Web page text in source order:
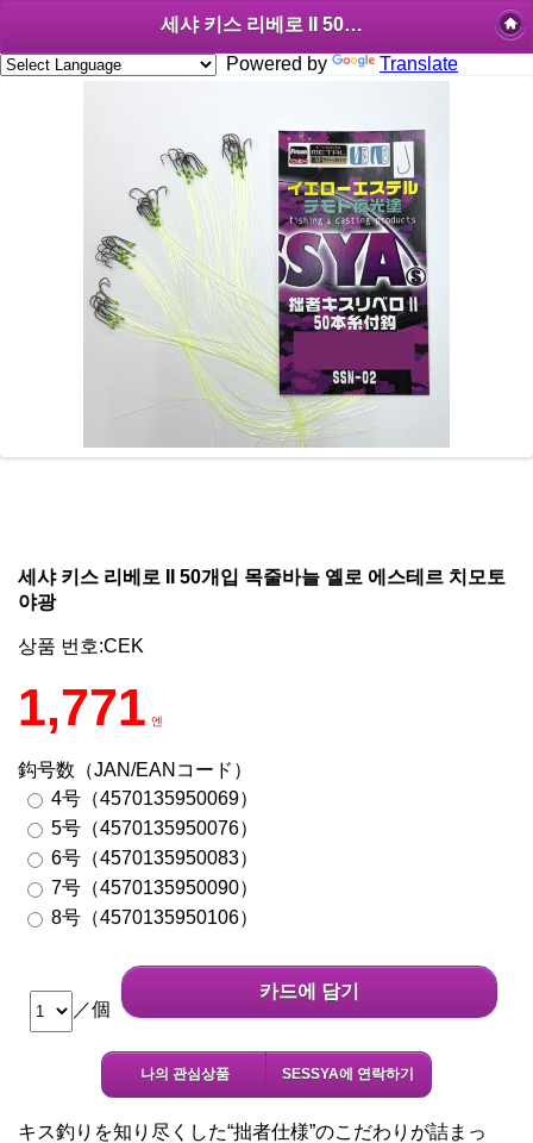
세샤 키스 리베로 II 50개입 목줄바늘 옐로 에스테르 치모토 야광
Powered by
Translate
세샤 키스 리베로 II 50개입 목줄바늘 옐로 에스테르 치모토
야광
상품 번호:CEK
1,771 엔
鈎号数（JAN/EANコード）
4号（4570135950069）
5号（4570135950076）
6号（4570135950083）
7号（4570135950090）
8号（4570135950106）
／個
카드에 담기
나의 관심상품 SESSYA에 연락하기
キス釣りを知り尽くした“拙者仕様”のこだわりが詰まっ